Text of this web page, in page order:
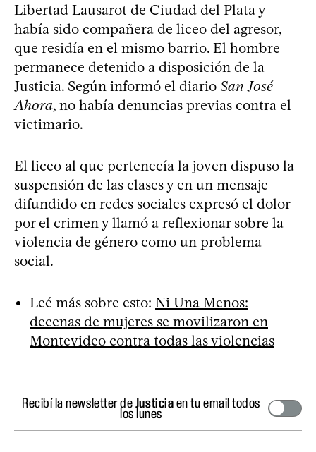
Libertad Lausarot de Ciudad del Plata y
había sido compañera de liceo del agresor,
que residía en el mismo barrio. El hombre
permanece detenido a disposición de la
Justicia. Según informó el diario San José
Ahora, no había denuncias previas contra el
victimario.
El liceo al que pertenecía la joven dispuso la
suspensión de las clases y en un mensaje
difundido en redes sociales expresó el dolor
por el crimen y llamó a reflexionar sobre la
violencia de género como un problema
social.
Leé más sobre esto: Ni Una Menos:
decenas de mujeres se movilizaron en
Montevideo contra todas las violencias
Recibí la newsletter deJusticiaen tu email todos
los lunes